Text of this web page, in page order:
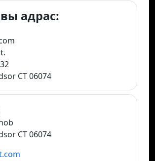
адрас:
CT 06074
CT 06074